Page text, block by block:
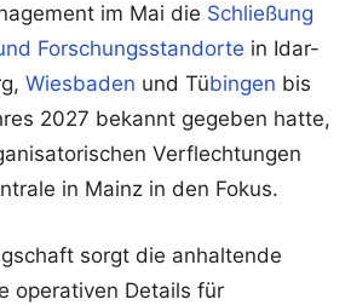
im Mai die Schließung
Forschungsstandorte in Idar-
Wiesbaden und Tübingen bis
2027 bekannt gegeben hatte,
Verflechtungen
in Mainz in den Fokus.
sorgt die anhaltende
operativen Details für